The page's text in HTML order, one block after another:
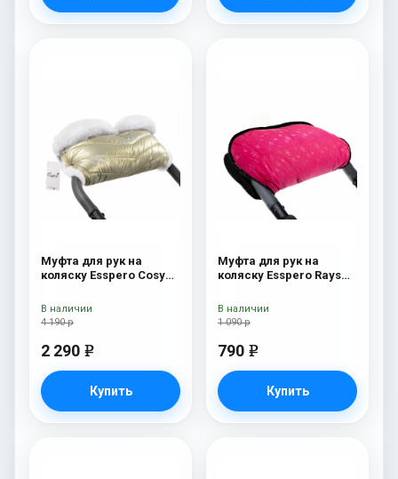
Муфта для рук на
коляску Esspero Cosy
4 190 р
2 290 e
Купить
В наличии
Муфта для рук на
коляску Esspero Rays
1 090 р
790 e
Купить
В наличии